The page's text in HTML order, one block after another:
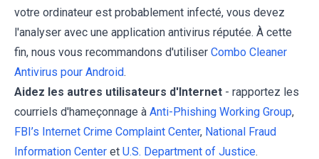
votre ordinateur est probablement infecté, vous devez
l'analyser avec une application antivirus réputée. À cette
fin, nous vous recommandons d'utiliser Combo Cleaner
Antivirus pour Android.
Aidez les autres utilisateurs d'Internet - rapportez les
courriels d'hameçonnage à Anti-Phishing Working Group,
FBI’s Internet Crime Complaint Center, National Fraud
Information Center et U.S. Department of Justice.